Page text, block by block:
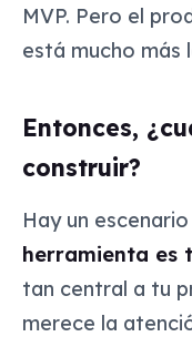
MVP. Pero el
está mucho más
Entonces,
construir?
Hay un
herramienta es
tan central a tu
merece la